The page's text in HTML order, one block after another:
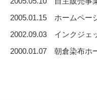
2005.01.15 ホームペー
2002.09.03 インクジェ
2000.01.07 朝倉染布ホ